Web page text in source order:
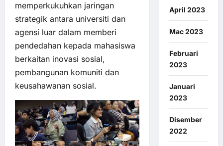
memperkukuhkan jaringan
strategik antara universiti dan
agensi luar dalam memberi
pendedahan kepada mahasiswa
berkaitan inovasi sosial,
pembangunan komuniti dan
keusahawanan sosial.
April 2023
Mac 2023
Februari
2023
Januari
2023
Disember
2022